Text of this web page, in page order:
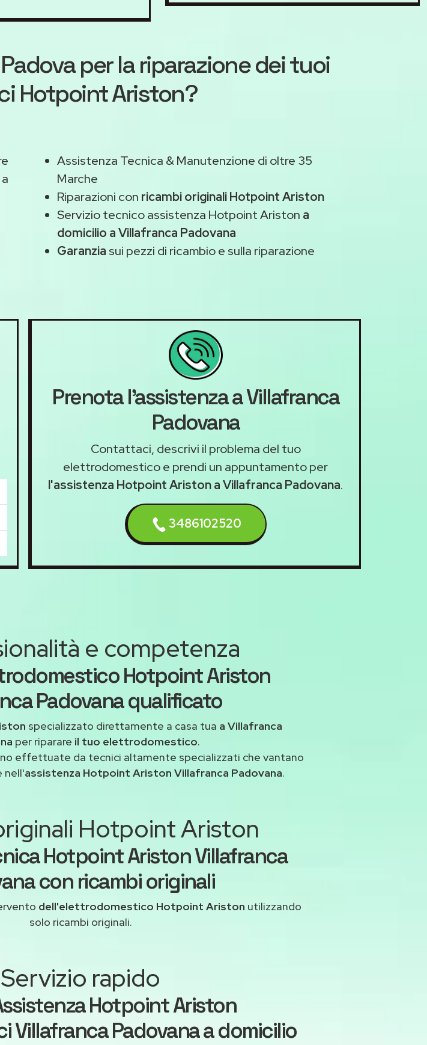
per la riparazione dei tuoi
Hotpoint Ariston?
a
Assistenza Tecnica & Manutenzione di oltre 35
Marche
Riparazioni con ricambi originali Hotpoint Ariston
Servizio tecnico assistenza Hotpoint Ariston a
domicilio a Villafranca Padovana
Garanzia sui pezzi di ricambio e sulla riparazione
Prenota l'assistenza a Villafranca
Padovana
Contattaci, descrivi il problema del tuo
elettrodomestico e prendi un appuntamento per
l'assistenza Hotpoint Ariston a Villafranca Padovana.
3486102520
e competenza
Hotpoint Ariston
Padovana qualificato
specializzato direttamente a casa tua a Villafranca
per riparare il tuo elettrodomestico.
effettuate da tecnici altamente specializzati che vantano
nell'assistenza Hotpoint Ariston Villafranca Padovana.
Hotpoint Ariston
Hotpoint Ariston Villafranca
con ricambi originali
dell'elettrodomestico Hotpoint Ariston utilizzando
solo ricambi originali.
Servizio rapido
Hotpoint Ariston
Villafranca Padovana a domicilio